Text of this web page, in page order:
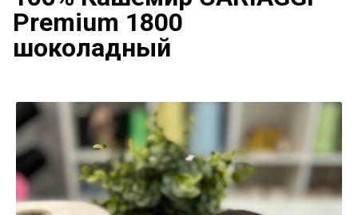
Premium 1800
шоколадный